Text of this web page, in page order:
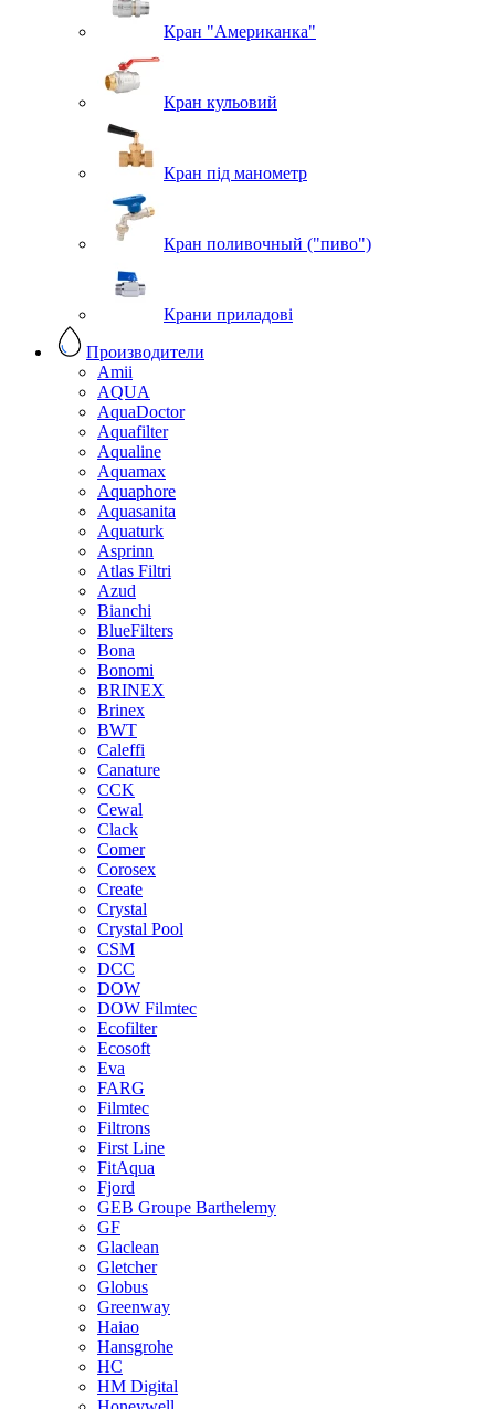
Кран "Американка"
Кран кульовий
Кран під манометр
Кран поливочный ("пиво")
Крани приладові
Производители
Amii
AQUA
AquaDoctor
Aquafilter
Aqualine
Aquamax
Aquaphore
Aquasanita
Aquaturk
Asprinn
Atlas Filtri
Azud
Bianchi
BlueFilters
Bona
Bonomi
BRINEX
Brinex
BWT
Caleffi
Canature
CCK
Cewal
Clack
Comer
Corosex
Create
Crystal
Crystal Pool
CSM
DCC
DOW
DOW Filmtec
Ecofilter
Ecosoft
Eva
FARG
Filmtec
Filtrons
First Line
FitAqua
Fjord
GEB Groupe Barthelemy
GF
Glaclean
Gletcher
Globus
Greenway
Haiao
Hansgrohe
HC
HM Digital